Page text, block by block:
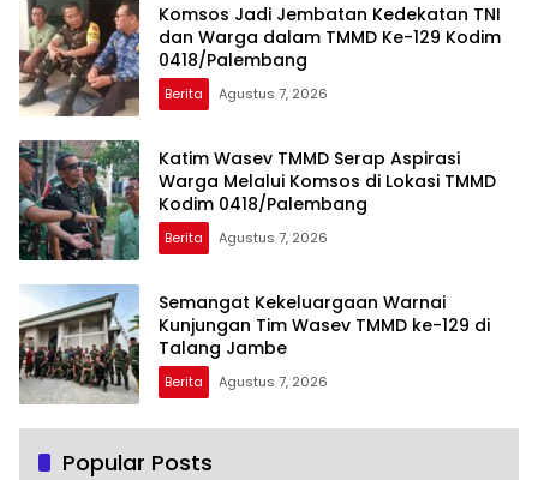
Komsos Jadi Jembatan Kedekatan TNI
dan Warga dalam TMMD Ke-129 Kodim
0418/Palembang
Berita Agustus 7, 2026
Katim Wasev TMMD Serap Aspirasi
Warga Melalui Komsos di Lokasi TMMD
Kodim 0418/Palembang
Berita Agustus 7, 2026
Semangat Kekeluargaan Warnai
Kunjungan Tim Wasev TMMD ke-129 di
Talang Jambe
Berita Agustus 7, 2026
Popular Posts